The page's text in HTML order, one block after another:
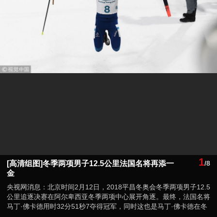
[高清组图]冬季两项男子12.5公里法国名将再添一
金
1/8
央视网消息：北京时间2月12日，2018平昌冬奥会冬季两项男子12.5
公里追逐决赛在阿尔卑西亚冬季两项中心展开角逐。最终，法国名将
马丁·佛卡德用时32分51秒7夺得冠军，同时这也是马丁·佛卡德在冬